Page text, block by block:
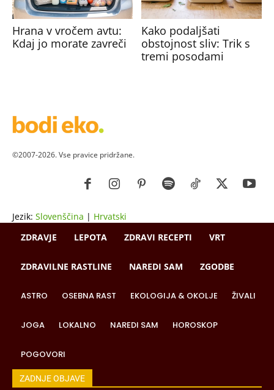
Hrana v vročem avtu:
Kdaj jo morate zavreči
Kako podaljšati
obstojnost sliv: Trik s
tremi posodami
©2007-2026. Vse pravice pridržane.
Jezik: Slovenščina | Hrvatski
ZDRAVJE
LEPOTA ZDRAVI RECEPTI VRT
ZDRAVILNE RASTLINE NAREDI SAM ZGODBE
ASTRO OSEBNA RAST EKOLOGIJA & OKOLJE ŽIVALI
JOGA LOKALNO NAREDI SAM HOROSKOP
POGOVORI
ZADNJE OBJAVE